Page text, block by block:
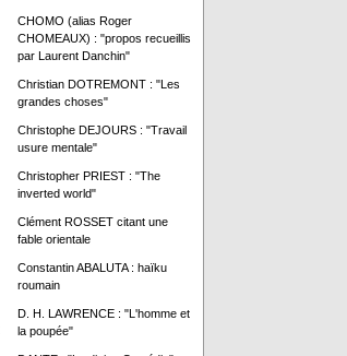
CHOMO (alias Roger
CHOMEAUX) : "propos recueillis
par Laurent Danchin"
Christian DOTREMONT : "Les
grandes choses"
Christophe DEJOURS : "Travail
usure mentale"
Christopher PRIEST : "The
inverted world"
Clément ROSSET citant une
fable orientale
Constantin ABALUTA : haïku
roumain
D. H. LAWRENCE : "L'homme et
la poupée"